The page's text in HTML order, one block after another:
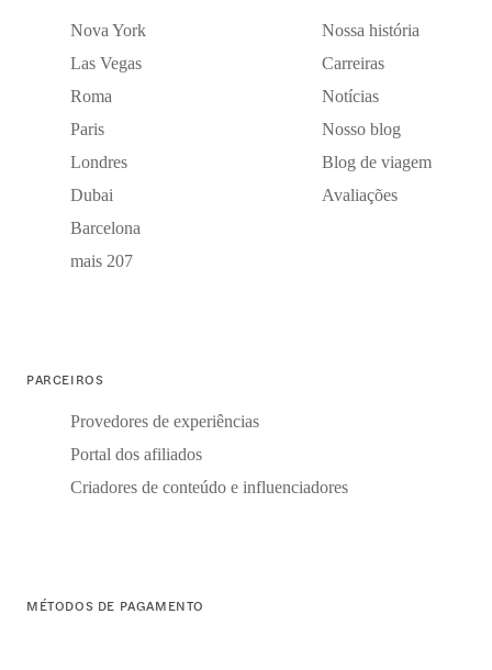
Nova York
Las Vegas
Roma
Paris
Londres
Dubai
Barcelona
mais 207
Nossa história
Carreiras
Notícias
Nosso blog
Blog de viagem
Avaliações
PARCEIROS
Provedores de experiências
Portal dos afiliados
Criadores de conteúdo e influenciadores
MÉTODOS DE PAGAMENTO